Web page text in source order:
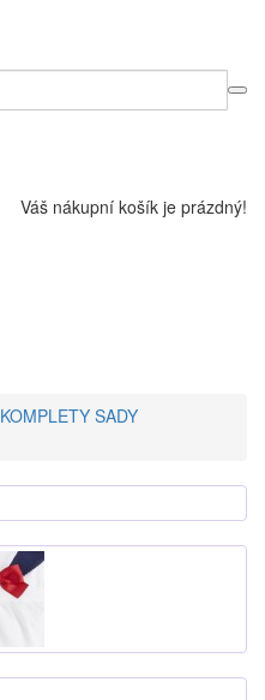
Váš nákupní košík je prázdný!
KOMPLETY SADY